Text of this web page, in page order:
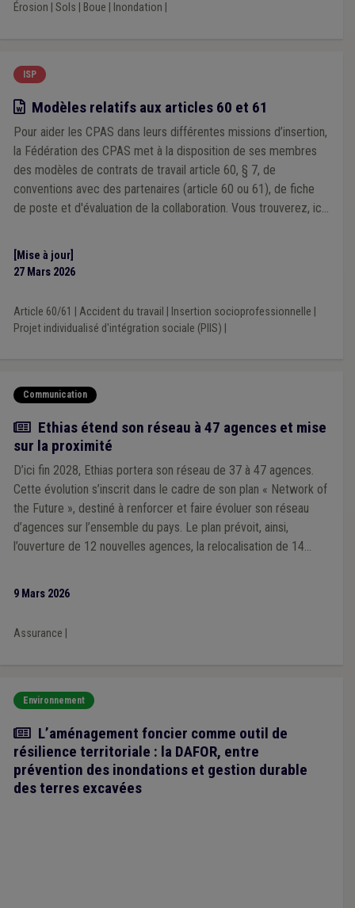
Érosion Sols Boue Inondation
ISP
Modèle
Modèles relatifs aux articles 60 et 61
Pour aider les CPAS dans leurs différentes missions d’insertion,
la Fédération des CPAS met à la disposition de ses membres
des modèles de contrats de travail article 60, § 7, de
conventions avec des partenaires (article 60 ou 61), de fiche
de poste et d'évaluation de la collaboration. Vous trouverez, ici,
disposition pour les "Article 60, § 7". Les modèles de
conventions ont été adaptés suite à la réforme de 2025.
[Mise à jour]
27 Mars 2026
Article 60/61 Accident du travail Insertion socioprofessionnelle
Projet individualisé d'intégration sociale (PIIS)
Communication
Actualité
Ethias étend son réseau à 47 agences et mise
sur la proximité
D’ici fin 2028, Ethias portera son réseau de 37 à 47 agences.
Cette évolution s’inscrit dans le cadre de son plan « Network of
the Future », destiné à renforcer et faire évoluer son réseau
d’agences sur l’ensemble du pays. Le plan prévoit, ainsi,
l’ouverture de 12 nouvelles agences, la relocalisation de 14
9 Mars 2026
Assurance
Environnement
Article
L’aménagement foncier comme outil de
résilience territoriale : la DAFOR, entre
prévention des inondations et gestion durable
des terres excavées